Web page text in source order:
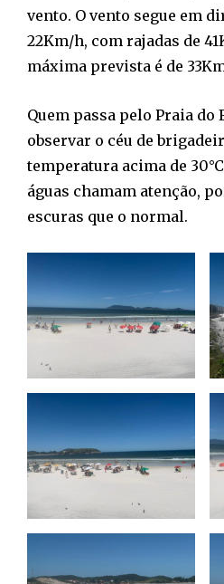
vento. O vento segue em
22Km/h, com rajadas de
máxima prevista é de
Quem passa pelo Praia do
observar o céu de
temperatura acima de
águas chamam atenção,
escuras que o normal.